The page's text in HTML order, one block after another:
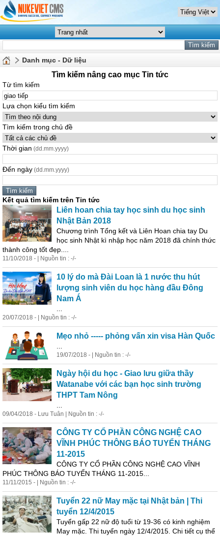
Danh mục - Dữ liệu
Tìm kiếm nâng cao mục Tin tức
Từ tìm kiếm
Lựa chọn kiểu tìm kiếm
Tìm kiếm trong chủ đề
Thời gian (dd.mm.yyyy)
Đến ngày (dd.mm.yyyy)
Kết quả tìm kiếm trên Tin tức
Liên hoan chia tay học sinh du học sinh
Nhật Bản 2018
Chương trình Tổng kết và Liên Hoan chia tay Du
học sinh Nhật kì nhập học năm 2018 đã chính thức
thành công tốt đẹp....
11/10/2018 - | Nguồn tin : -/-
10 lý do mà Đài Loan là 1 nước thu hút
lượng sinh viên du học hàng đầu Đông
Nam Á
20/07/2018 - | Nguồn tin : -/-
Mẹo nhỏ ----- phỏng vấn xin visa Hàn Quốc
19/07/2018 - | Nguồn tin : -/-
Ngày hội du học - Giao lưu giữa thầy
Watanabe với các bạn học sinh trường
THPT Tam Nông
09/04/2018 - Lưu Tuân | Nguồn tin : -/-
CÔNG TY CỔ PHẦN CÔNG NGHỆ CAO
VĨNH PHÚC THÔNG BÁO TUYỂN THÁNG
11-2015
CÔNG TY CỔ PHẦN CÔNG NGHỆ CAO VĨNH
PHÚC THÔNG BÁO TUYỂN THÁNG 11-2015...
11/11/2015 - | Nguồn tin : -/-
Tuyển 22 nữ May mặc tại Nhật bản | Thi
tuyển 12/4/2015
Tuyển gấp 22 nữ độ tuổi từ 19-36 có kinh nghiệm
May mặc. Thi tuyển ngày 12/4/2015. Chi tiết cụ thể